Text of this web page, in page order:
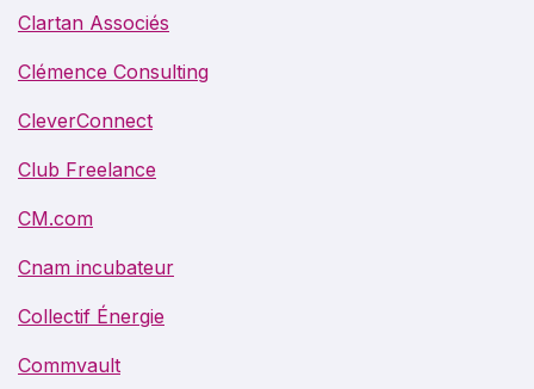
Clartan Associés
Clémence Consulting
CleverConnect
Club Freelance
CM.com
Cnam incubateur
Collectif Énergie
Commvault